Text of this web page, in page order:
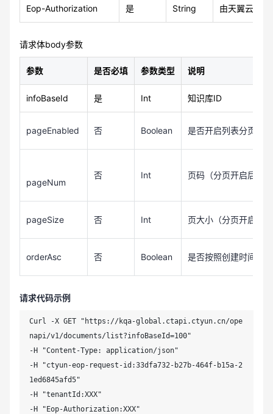
Eop-Authorization 是 String 由天翼云官
请求体body参数
参数 是否必填 参数类型 说明
infoBaseId 是 Int 知识库ID
pageEnabled 否 Boolean 是否开启列表分页，
pageNum
否 Int 页码（分页开启后生
pageSize 否 Int 页大小（分页开启后
orderAsc 否 Boolean 是否按照创建时间正
请求代码示例
Curl -X GET "https://kqa-global.ctapi.ctyun.cn/ope
napi/v1/documents/list?infoBaseId=100"
-H "Content-Type: application/json"
-H "ctyun-eop-request-id:33dfa732-b27b-464f-b15a-2
1ed6845afd5"
-H "tenantId:XXX"
-H "Eop-Authorization:XXX"